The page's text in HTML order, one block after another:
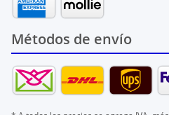
Métodos de envío